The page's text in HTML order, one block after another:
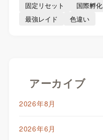
固定リセット
国際孵化
最強レイド
色違い
アーカイブ
2026年8月
2026年6月